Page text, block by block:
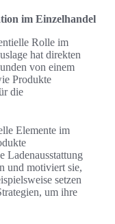
im Einzelhandel
Rolle im
hat direkten
von einem
Produkte
die
Elemente im
Ladenausstattung
und motiviert sie,
setzen
um ihre